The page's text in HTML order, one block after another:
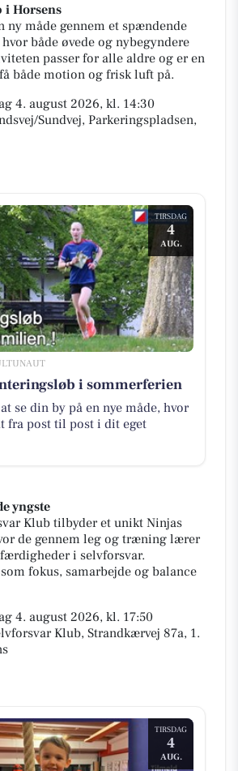
i Horsens
ny måde gennem et spændende
både øvede og nybegyndere
passer for alle aldre og er en
både motion og frisk luft på.
4. august 2026, kl. 14:30
Sundvej, Parkeringspladsen,
TIRSDAG
4
AUG.
i sommerferien
se din by på en nye måde, hvor
fra post til post i dit eget
yngste
Klub tilbyder et unikt Ninjas
de gennem leg og træning lærer
i selvforsvar.
fokus, samarbejde og balance
4. august 2026, kl. 17:50
Klub, Strandkærvej 87a, 1.
TIRSDAG
4
AUG.